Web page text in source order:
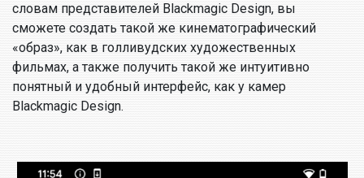
словам представителей Blackmagic Design, вы
сможете создать такой же кинематографический
«образ», как в голливудских художественных
фильмах, а также получить такой же интуитивно
понятный и удобный интерфейс, как у камер
Blackmagic Design.